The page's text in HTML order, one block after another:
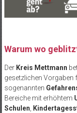
Warum wo
Der Kreis Mettmann
gesetzlichen Vorgaben
sogenannten
Bereiche mit erhöhtem
Schulen,